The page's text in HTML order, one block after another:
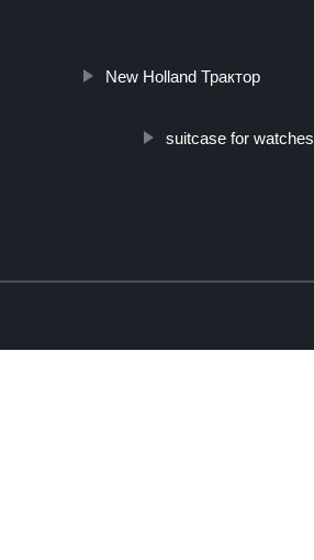
New Holland Трактор
suitcase for watches